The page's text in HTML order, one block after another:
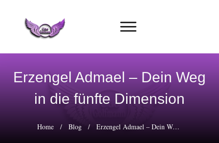
Erzengel Admael – Dein Weg
in die fünfte Dimension
Home / Blog / Erzengel Admael – Dein Weg in die fünfte Dimension